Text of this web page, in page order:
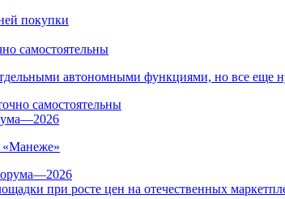
самостоятельны
автономными функциями, но все еще
«Манеже»
при росте цен на отечественных